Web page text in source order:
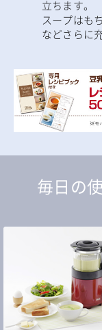
立ちます。
スープはも
などさらに
毎日の